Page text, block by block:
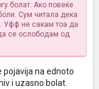
болат. Ако повеќе
Сум читала дека
Уфф не сакам тоа да
се ослободам од
pojavija na ednoto
i uzasno bolat.